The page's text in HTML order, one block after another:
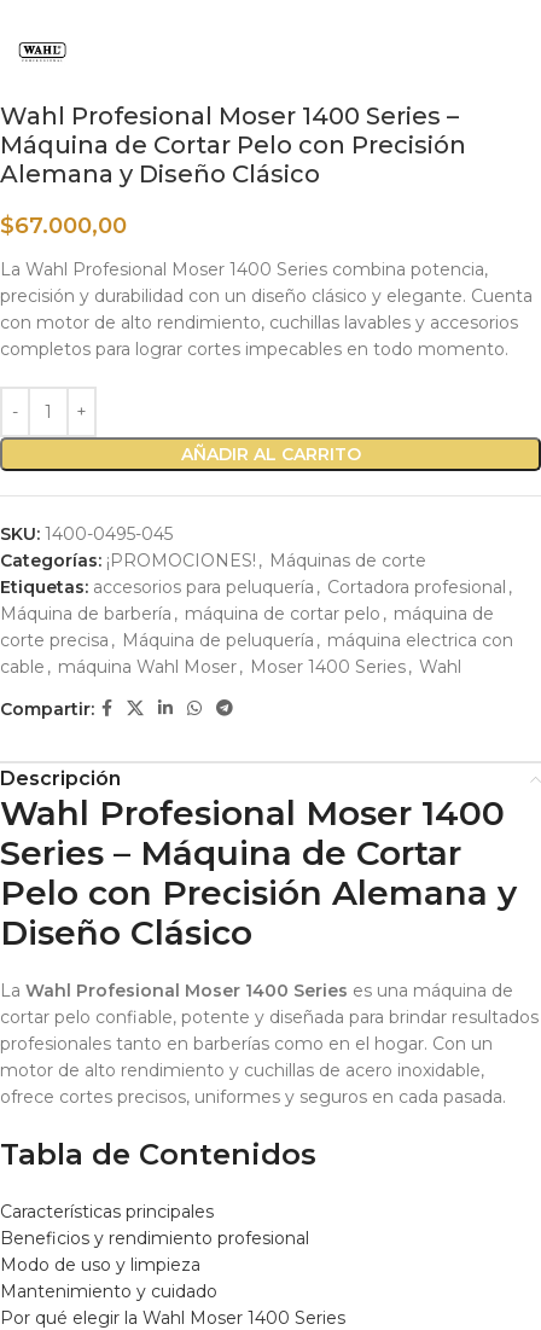
Wahl Profesional Moser 1400 Series –
Máquina de Cortar Pelo con Precisión
Alemana y Diseño Clásico
$67.000,00
La Wahl Profesional Moser 1400 Series combina potencia,
precisión y durabilidad con un diseño clásico y elegante. Cuenta
con motor de alto rendimiento, cuchillas lavables y accesorios
completos para lograr cortes impecables en todo momento.
AÑADIR AL CARRITO
SKU: 1400-0495-045
Categorías: ¡PROMOCIONES! , Máquinas de corte
Etiquetas: accesorios para peluquería , Cortadora profesional ,
Máquina de barbería , máquina de cortar pelo , máquina de
corte precisa , Máquina de peluquería , máquina electrica con
cable , máquina Wahl Moser, Moser 1400 Series, Wahl
Compartir:
Descripción
Wahl Profesional Moser 1400
Series – Máquina de Cortar
Pelo con Precisión Alemana y
Diseño Clásico
La Wahl Profesional Moser 1400 Series es una máquina de
cortar pelo confiable, potente y diseñada para brindar resultados
profesionales tanto en barberías como en el hogar. Con un
motor de alto rendimiento y cuchillas de acero inoxidable,
ofrece cortes precisos, uniformes y seguros en cada pasada.
Tabla de Contenidos
Características principales
Beneficios y rendimiento profesional
Modo de uso y limpieza
Mantenimiento y cuidado
Por qué elegir la Wahl Moser 1400 Series